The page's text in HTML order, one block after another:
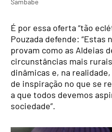
É por essa oferta “tão
Pouzada defende: “Estas
provam como as Aldeias
circunstâncias mais
dinâmicas e, na
de inspiração no que se
a que todos devemos
sociedade”.